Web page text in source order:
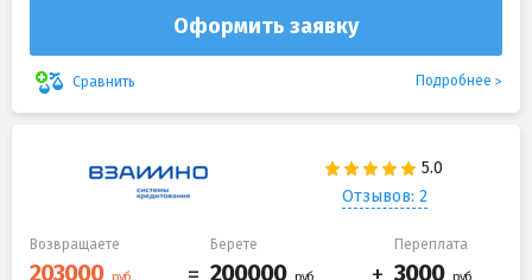
Оформить заявку
Сравнить Подробнее
Отзывов: 2
Возвращаете Берете Переплата